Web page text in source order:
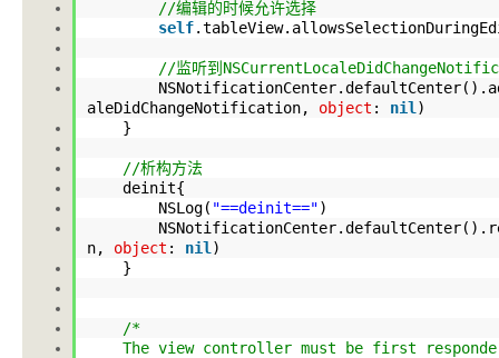
//编辑的时候允许选择
self.tableView
//监听到
NSNotificationCenter.defaultCenter()
aleDidChangeNotification,
object : nil )
}
//析构方法
deinit{
NSLog( "==deinit==")
NSNotificationCenter.defaultCenter()
n,
object : nil )
}
/*
The view controller must be first